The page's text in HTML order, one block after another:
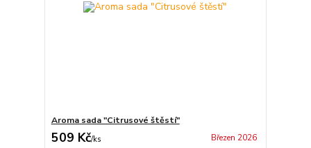
Aroma sada "Citrusové štěstí"
509 Kč/ks Březen 2026